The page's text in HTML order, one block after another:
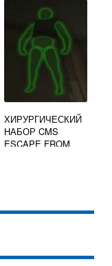
ХИРУРГИЧЕСКИЙ
НАБОР CMS
ESCAPE FROM